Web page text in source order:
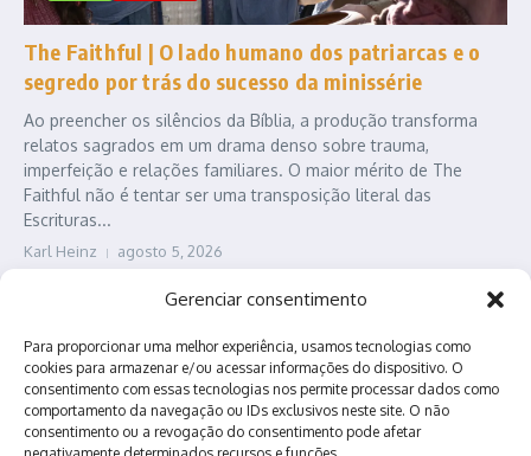
Gerenciar consentimento
Para proporcionar uma melhor experiência, usamos tecnologias como
cookies para armazenar e/ou acessar informações do dispositivo. O
consentimento com essas tecnologias nos permite processar dados como
comportamento da navegação ou IDs exclusivos neste site. O não
consentimento ou a revogação do consentimento pode afetar
The Faithful | O lado humano dos patriarcas e o
segredo por trás do sucesso da minissérie
Ao preencher os silêncios da Bíblia, a produção transforma
relatos sagrados em um drama denso sobre trauma,
imperfeição e relações familiares. O maior mérito de The
Faithful não é tentar ser uma transposição literal das
Escrituras...
Karl Heinz agosto 5, 2026